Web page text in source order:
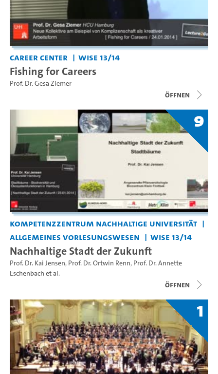
Career Center WiSe 13/14
Fishing for Careers
Prof. Dr. Gesa Ziemer
Öffnen
9
Kompetenzzentrum Nachhaltige Universität
Allgemeines Vorlesungswesen
WiSe 13/14
Nachhaltige Stadt der Zukunft
Prof. Dr. Kai Jensen, Prof. Dr. Ortwin Renn, Prof. Dr. Annette
Eschenbach et al.
Öffnen
1